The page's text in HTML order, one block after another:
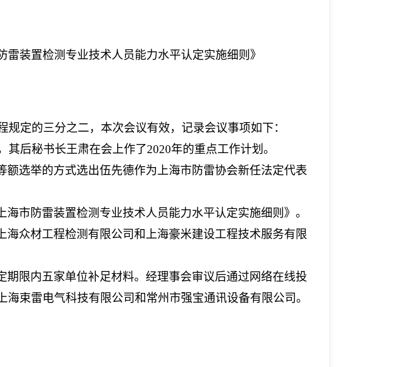
装置检测专业技术人员能力水平认定实施细则》
规定的三分之二，本次会议有效，记录会议事项如下：
其后秘书长王肃在会上作了2020年的重点工作计划。
选举的方式选出伍先德作为上海市防雷协会新任法定代表
市防雷装置检测专业技术人员能力水平认定实施细则》。
众材工程检测有限公司和上海豪米建设工程技术服务有限
限内五家单位补足材料。经理事会审议后通过网络在线投
束雷电气科技有限公司和常州市强宝通讯设备有限公司。